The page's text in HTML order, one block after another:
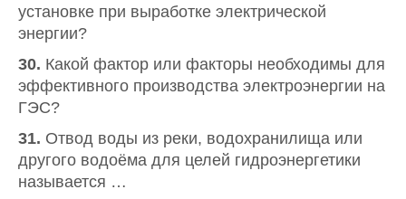
установке при выработке электрической
энергии?
30. Какой фактор или факторы необходимы для
эффективного производства электроэнергии на
ГЭС?
31. Отвод воды из реки, водохранилища или
другого водоёма для целей гидроэнергетики
называется …